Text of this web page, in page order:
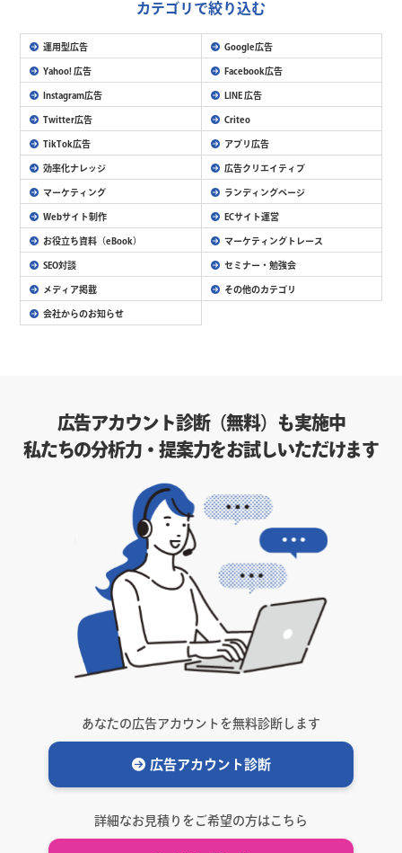
カテゴリで絞り込む
運用型広告 Google広告
Yahoo! 広告 Facebook広告
Instagram広告 LINE 広告
Twitter広告 Criteo
TikTok広告 アプリ広告
効率化ナレッジ 広告クリエイティブ
マーケティング ランディングページ
Webサイト制作 ECサイト運営
お役立ち資料（eBook） マーケティングトレース
SEO対談 セミナー・勉強会
メディア掲載 その他のカテゴリ
会社からのお知らせ
広告アカウント診断（無料）も実施中
私たちの分析力・提案力をお試しいただけます
あなたの広告アカウントを無料診断します
広告アカウント診断
詳細なお見積りをご希望の方はこちら